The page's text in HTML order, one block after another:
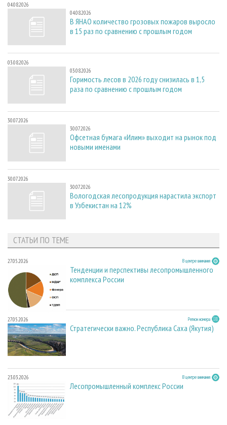
04.08.2026
04.08.2026
В ЯНАО количество грозовых пожаров выросло
в 15 раз по сравнению с прошлым годом
03.08.2026
03.08.2026
Горимость лесов в 2026 году снизилась в 1,5
раза по сравнению с прошлым годом
30.07.2026
30.07.2026
Офсетная бумага «Илим» выходит на рынок под
новыми именами
30.07.2026
30.07.2026
Вологодская лесопродукция нарастила экспорт
в Узбекистан на 12%
СТАТЬИ ПО ТЕМЕ
27.05.2026 В центре внимания
Тенденции и перспективы лесопромышленного
комплекса России
27.05.2026 Регион номера
Стратегически важно. Республика Саха (Якутия)
23.03.2026 В центре внимания
Лесопромышленный комплекс России